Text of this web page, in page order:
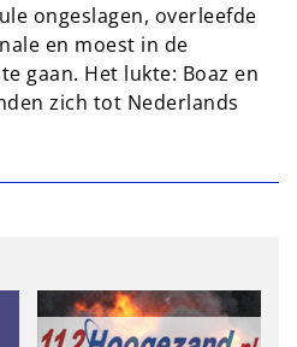
ongeslagen, overleefde
en moest in de
gaan. Het lukte: Boaz en
zich tot Nederlands